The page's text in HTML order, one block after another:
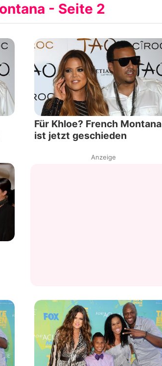
Filme & Serien
Familie & Liebe
Promiflash Exklusiv
Alle Themen auf Promiflash
Jobs
- Seite 2
Für Khloe? French Montana
ist jetzt geschieden
Anzeige